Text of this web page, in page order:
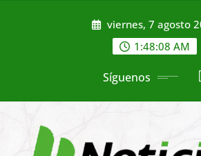
viernes, 7 agosto
1:48:09 AM
Síguenos